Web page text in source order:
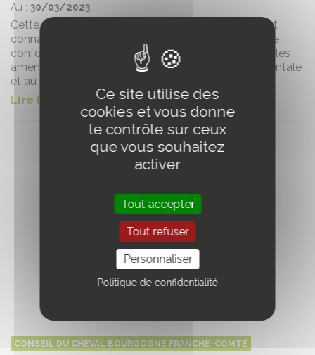
Au : 30/03/2023
Cette formation permet d’apporter tous les outils et
connaissances aux professionnels pour pouvoir être
conformes au cahier des charges Qualit’Equidés et les
amener à la labellisation Haute Valeur Environnementale
et au crédit d'impôt de 2500 €
Lire la suite
CONSEIL DU CHEVAL BOURGOGNE FRANCHE-COMTÉ
Ce site utilise des
cookies et vous donne
le contrôle sur ceux
que vous souhaitez
activer
Tout accepter
Tout refuser
Personnaliser
Politique de confidentialité